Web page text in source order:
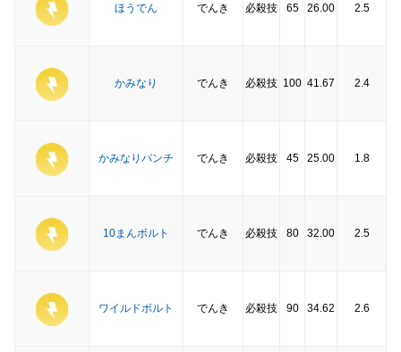
ほうでん でんき 必殺技 65 26.00 2.5
かみなり でんき 必殺技 100 41.67 2.4
かみなりパンチ でんき 必殺技 45 25.00 1.8
10まんボルト でんき 必殺技 80 32.00 2.5
ワイルドボルト でんき 必殺技 90 34.62 2.6